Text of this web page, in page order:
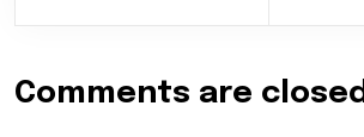
Comments are closed